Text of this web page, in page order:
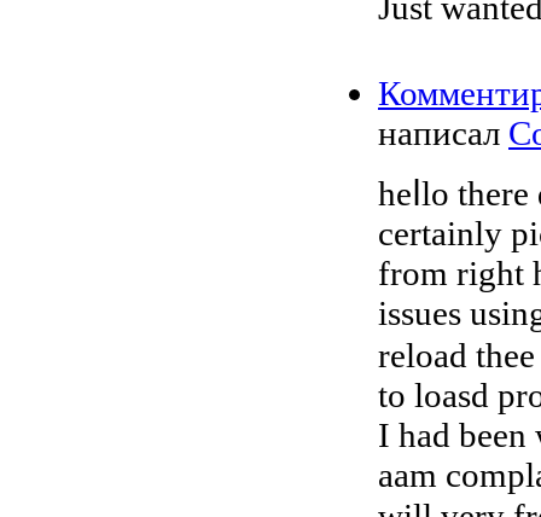
написал
heⅼlо
certainly
from right
issues
reload
to loasd
I had
aam